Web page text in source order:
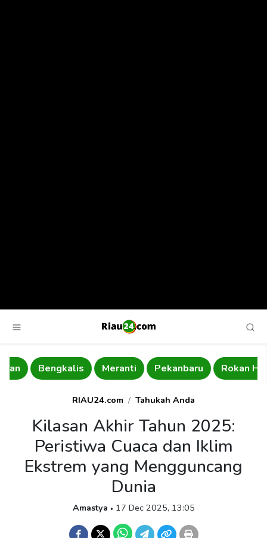
Bengkalis Meranti Pekanbaru Rokan Hulu
RIAU24.com Tahukah Anda
Kilasan Akhir Tahun 2025:
Peristiwa Cuaca dan Iklim
Ekstrem yang Mengguncang
Dunia
Amastya • 17 Dec 2025, 13:05